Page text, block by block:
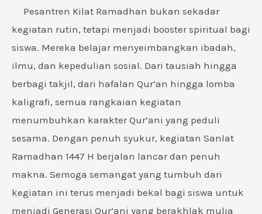
Pesantren Kilat Ramadhan bukan sekadar
kegiatan rutin, tetapi menjadi booster spiritual bagi
siswa. Mereka belajar menyeimbangkan ibadah,
ilmu, dan kepedulian sosial. Dari tausiah hingga
berbagi takjil, dari hafalan Qur’an hingga lomba
kaligrafi, semua rangkaian kegiatan
menumbuhkan karakter Qur’ani yang peduli
sesama. Dengan penuh syukur, kegiatan Sanlat
Ramadhan 1447 H berjalan lancar dan penuh
makna. Semoga semangat yang tumbuh dari
kegiatan ini terus menjadi bekal bagi siswa untuk
menjadi Generasi Qur’ani yang berakhlak mulia